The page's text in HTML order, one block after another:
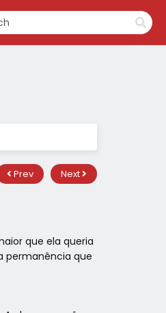
Prev Next
que ela queria
permanência que